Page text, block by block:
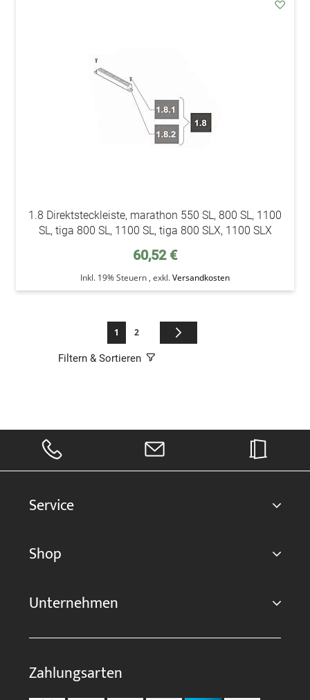
1.8 Direktsteckleiste, marathon 550 SL, 800 SL, 1100
SL, tiga 800 SL, 1100 SL, tiga 800 SLX, 1100 SLX
60,52 €
Inkl. 19% Steuern , exkl.Versandkosten
Seite
Sie lesen gerade die Seite
1 Seite
2
Filtern & Sortieren
Service
Shop
Unternehmen
Zahlungsarten